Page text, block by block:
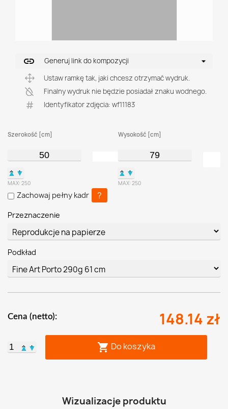
link
Generuj link do kompozycji
Ustaw ramkę tak, jaki chcesz otrzymać wydruk.
Finalny wydruk nie będzie posiadał znaku wodnego.
Identyfikator zdjęcia: wf11183
Szerokość [cm]
▲ ▼
MAX: 250
Wysokość [cm]
▲ ▼
MAX: 250
Zachowaj pełny kadr ?
Przeznaczenie
Podkład
Cena (netto): 148.14 zł
▲ ▼  Do koszyka
Wizualizacje produktu